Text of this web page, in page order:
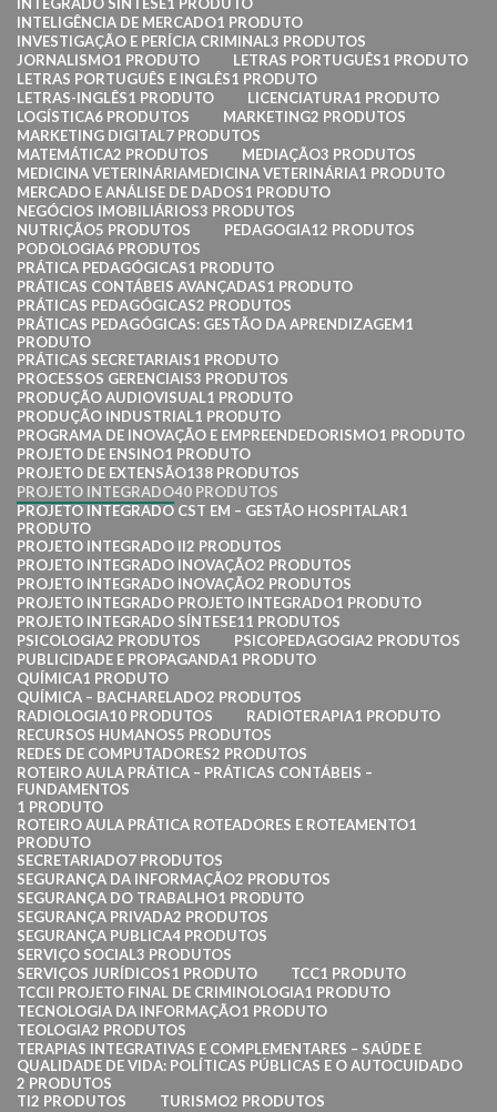
INTEGRADO SÍNTESE1 PRODUTO
INTELIGÊNCIA DE MERCADO1 PRODUTO
INVESTIGAÇÃO E PERÍCIA CRIMINAL3 PRODUTOS
JORNALISMO1 PRODUTO LETRAS PORTUGUÊS1 PRODUTO
LETRAS PORTUGUÊS E INGLÊS1 PRODUTO
LETRAS-INGLÊS1 PRODUTO LICENCIATURA1 PRODUTO
LOGÍSTICA6 PRODUTOS MARKETING2 PRODUTOS
MARKETING DIGITAL7 PRODUTOS
MATEMÁTICA2 PRODUTOS MEDIAÇÃO3 PRODUTOS
MEDICINA VETERINÁRIAMEDICINA VETERINÁRIA1 PRODUTO
MERCADO E ANÁLISE DE DADOS1 PRODUTO
NEGÓCIOS IMOBILIÁRIOS3 PRODUTOS
NUTRIÇÃO5 PRODUTOS PEDAGOGIA12 PRODUTOS
PODOLOGIA6 PRODUTOS
PRÁTICA PEDAGÓGICAS1 PRODUTO
PRÁTICAS CONTÁBEIS AVANÇADAS1 PRODUTO
PRÁTICAS PEDAGÓGICAS2 PRODUTOS
PRÁTICAS PEDAGÓGICAS: GESTÃO DA APRENDIZAGEM1
PRODUTO
PRÁTICAS SECRETARIAIS1 PRODUTO
PROCESSOS GERENCIAIS3 PRODUTOS
PRODUÇÃO AUDIOVISUAL1 PRODUTO
PRODUÇÃO INDUSTRIAL1 PRODUTO
PROGRAMA DE INOVAÇÃO E EMPREENDEDORISMO1 PRODUTO
PROJETO DE ENSINO1 PRODUTO
PROJETO DE EXTENSÃO138 PRODUTOS
PROJETO INTEGRADO40 PRODUTOS
PROJETO INTEGRADO CST EM – GESTÃO HOSPITALAR1
PRODUTO
PROJETO INTEGRADO II2 PRODUTOS
PROJETO INTEGRADO INOVAÇÃO2 PRODUTOS
PROJETO INTEGRADO INOVAÇÃO2 PRODUTOS
PROJETO INTEGRADO PROJETO INTEGRADO1 PRODUTO
PROJETO INTEGRADO SÍNTESE11 PRODUTOS
PSICOLOGIA2 PRODUTOS PSICOPEDAGOGIA2 PRODUTOS
PUBLICIDADE E PROPAGANDA1 PRODUTO
QUÍMICA1 PRODUTO
QUÍMICA – BACHARELADO2 PRODUTOS
RADIOLOGIA10 PRODUTOS RADIOTERAPIA1 PRODUTO
RECURSOS HUMANOS5 PRODUTOS
REDES DE COMPUTADORES2 PRODUTOS
ROTEIRO AULA PRÁTICA – PRÁTICAS CONTÁBEIS –
FUNDAMENTOS
1 PRODUTO
ROTEIRO AULA PRÁTICA ROTEADORES E ROTEAMENTO1
PRODUTO
SECRETARIADO7 PRODUTOS
SEGURANÇA DA INFORMAÇÃO2 PRODUTOS
SEGURANÇA DO TRABALHO1 PRODUTO
SEGURANÇA PRIVADA2 PRODUTOS
SEGURANÇA PUBLICA4 PRODUTOS
SERVIÇO SOCIAL3 PRODUTOS
SERVIÇOS JURÍDICOS1 PRODUTO TCC1 PRODUTO
TCCII PROJETO FINAL DE CRIMINOLOGIA1 PRODUTO
TECNOLOGIA DA INFORMAÇÃO1 PRODUTO
TEOLOGIA2 PRODUTOS
TERAPIAS INTEGRATIVAS E COMPLEMENTARES – SAÚDE E
QUALIDADE DE VIDA: POLÍTICAS PÚBLICAS E O AUTOCUIDADO
2 PRODUTOS
TI2 PRODUTOS TURISMO2 PRODUTOS